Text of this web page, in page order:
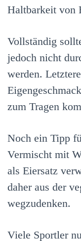
Haltbarkeit von
Vollständig
jedoch nicht
werden.
zum Tragen
Noch ein Tipp
Vermischt mit
als Eiersatz
daher aus der
wegzudenken.
Viele Sportler